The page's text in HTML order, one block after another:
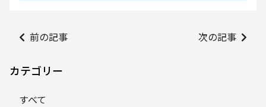
前の記事 次の記事
カテゴリー
すべて